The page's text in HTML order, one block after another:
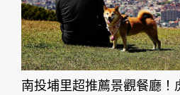
南投埔里超推薦景觀餐廳